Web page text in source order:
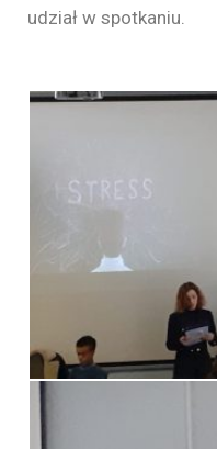
udział w spotkaniu.